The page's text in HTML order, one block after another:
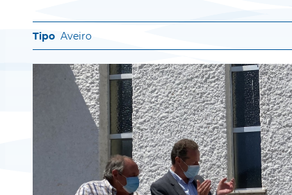
Aveiro